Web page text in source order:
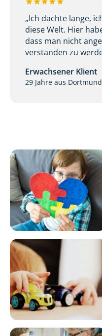
„Ich dachte lange,
diese Welt. Hier
dass man nicht
verstanden zu
Erwachsener Klient
29 Jahre aus Dortmund